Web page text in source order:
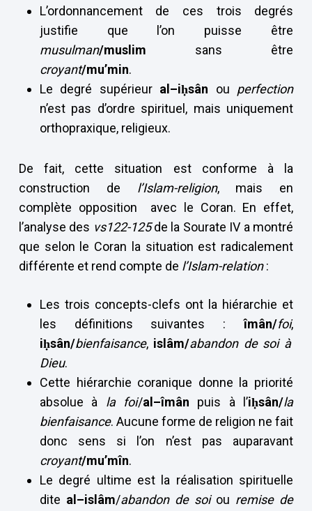
L’ordonnancement de ces trois degrés
justifie que l’on puisse être
musulman/muslim sans être
croyant/mu’min.
Le degré supérieur al–iḥsân ou perfection
n’est pas d’ordre spirituel, mais uniquement
orthopraxique, religieux.
De fait, cette situation est conforme à la
construction de l’Islam-religion, mais en
complète opposition avec le Coran. En effet,
l’analyse des vs122-125de la Sourate IV a montré
que selon le Coran la situation est radicalement
différente et rend compte de l’Islam-relation:
Les trois concepts-clefs ont la hiérarchie et
les définitions suivantes :îmân/foi,
iḥsân/bienfaisance,islâm/abandon de soi à
Dieu.
Cette hiérarchie coranique donne la priorité
absolue à la foi/al–îmân puis à l’iḥsân/la
bienfaisance. Aucune forme de religion ne fait
donc sens si l’on n’est pas auparavant
croyant/mu’mîn.
Le degré ultime est la réalisation spirituelle
dite al–islâm/abandon de soiou remise de